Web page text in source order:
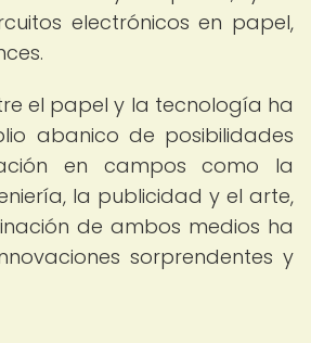
electrónicos en papel,
el papel y la tecnología ha
abanico de posibilidades
en campos como la
la publicidad y el arte,
de ambos medios ha
sorprendentes y